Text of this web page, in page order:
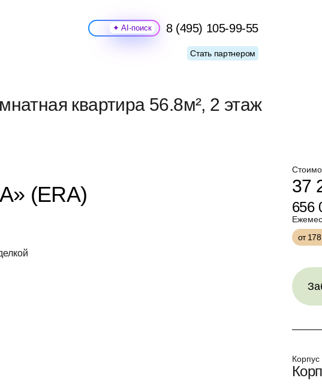
Поиск 8 (495) 105-99-55
Стать партнером
квартира 56.8м², 2 этаж
(ERA) 37
656
от
Корпус